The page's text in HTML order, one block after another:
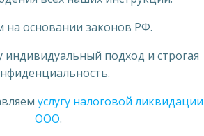
на основании законов РФ.
индивидуальный подход и строгая
услугу налоговой ликвидации
ООО.